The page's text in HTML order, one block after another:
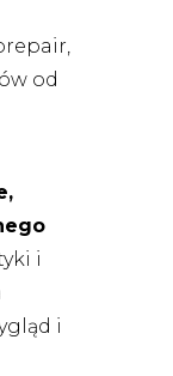
od
i
i